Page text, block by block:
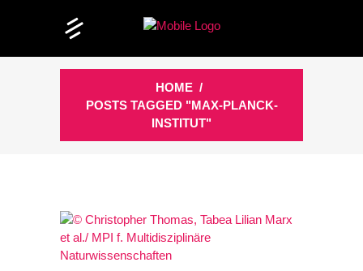
HOME /
POSTS TAGGED "MAX-PLANCK-
INSTITUT"